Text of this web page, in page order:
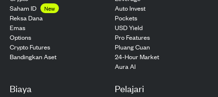
Saham ID
New
Reksa Dana
Emas
Options
Crypto Futures
Bandingkan Aset
Auto Invest
Pockets
USD Yield
Pro Features
Pluang Cuan
24-Hour Market
Aura AI
Biaya Pelajari